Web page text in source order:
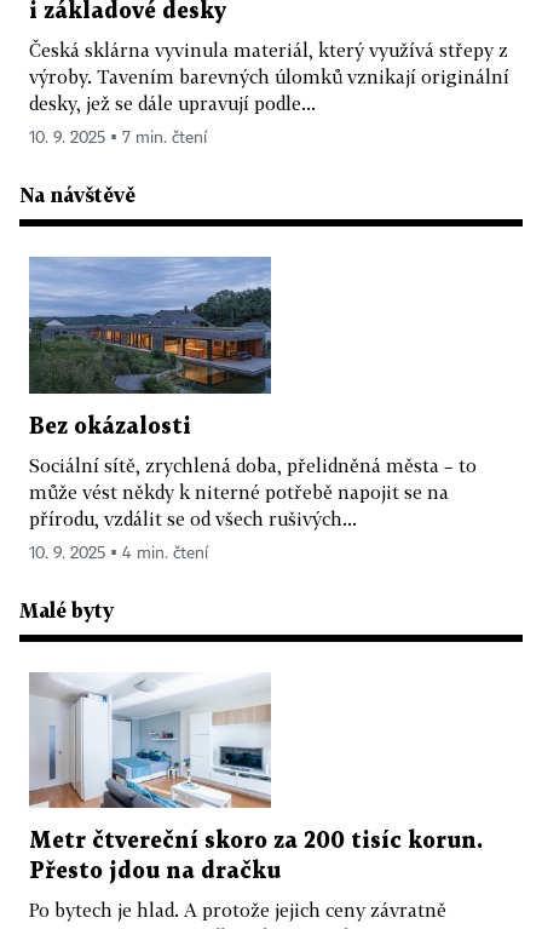
i základové desky
Česká sklárna vyvinula materiál, který využívá střepy z
výroby. Tavením barevných úlomků vznikají originální
desky, jež se dále upravují podle...
10. 9. 2025 ▪ 7 min. čtení
Na návštěvě
Bez okázalosti
Sociální sítě, zrychlená doba, přelidněná města – to
může vést někdy k niterné potřebě napojit se na
přírodu, vzdálit se od všech rušivých...
10. 9. 2025 ▪ 4 min. čtení
Malé byty
Metr čtvereční skoro za 200 tisíc korun.
Přesto jdou na dračku
Po bytech je hlad. A protože jejich ceny závratně